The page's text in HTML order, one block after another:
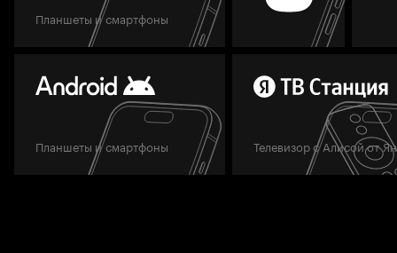
Планшеты и смартфоны
Планшеты и смартфоны Телевизор с Алисой от